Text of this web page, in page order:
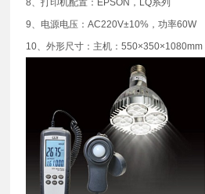
8、打印机配置：EPSON，LQ系列
9、电源电压：AC220V±10%，功率60W
10、外形尺寸：主机：550×350×1080mm